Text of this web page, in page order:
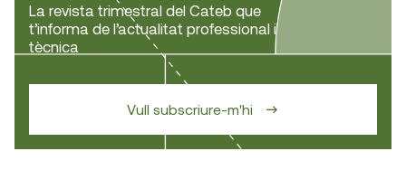
La revista trimestral del Cateb que
t’informa de l’actualitat professional i
tècnica
Vull subscriure-m'hi